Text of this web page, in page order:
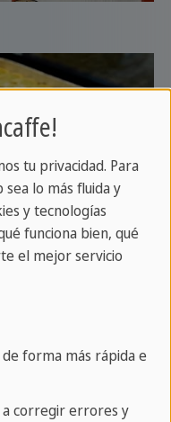
tu privacidad. Para
lo más fluida y
y tecnologías
funciona bien, qué
el mejor servicio
forma más rápida e
corregir errores y